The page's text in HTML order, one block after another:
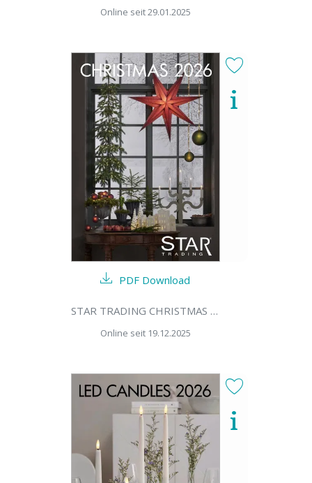
Online seit 29.01.2025
PDF Download
STAR TRADING CHRISTMAS 2026
Online seit 19.12.2025